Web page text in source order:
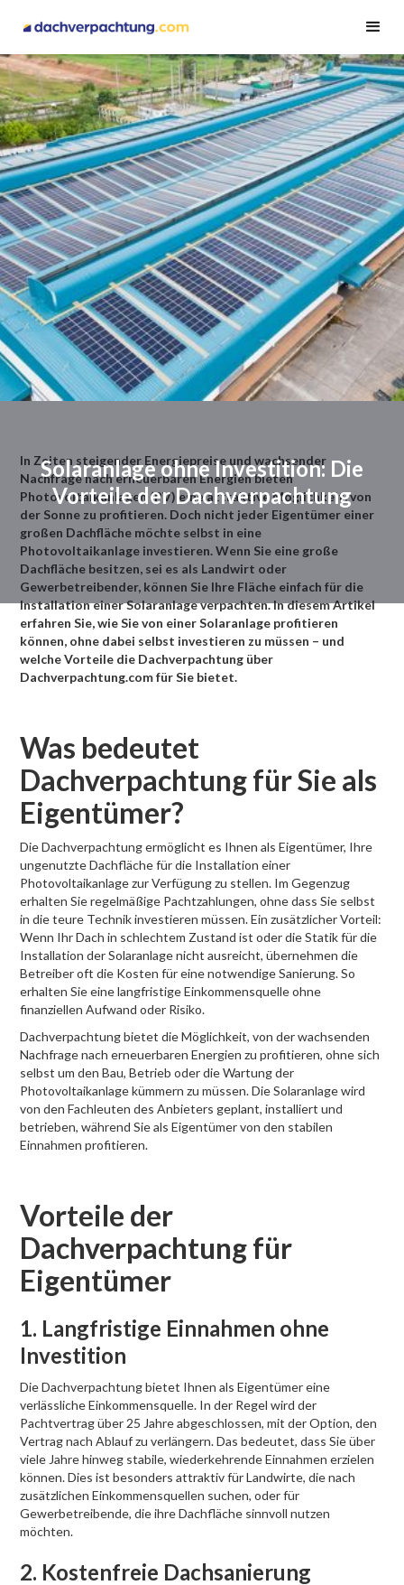
Solaranlage ohne Investition: Die
Vorteile der Dachverpachtung
In Zeiten steigender Energiepreise und wachsender
Nachfrage nach erneuerbaren Energien bieten
Photovoltaikanlagen (PV) eine attraktive Möglichkeit, von
der Sonne zu profitieren. Doch nicht jeder Eigentümer einer
großen Dachfläche möchte selbst in eine
Photovoltaikanlage investieren. Wenn Sie eine große
Dachfläche besitzen, sei es als Landwirt oder
Gewerbetreibender, können Sie Ihre Fläche einfach für die
Installation einer Solaranlage verpachten. In diesem Artikel
erfahren Sie, wie Sie von einer Solaranlage profitieren
können, ohne dabei selbst investieren zu müssen – und
welche Vorteile die Dachverpachtung über
Dachverpachtung.com für Sie bietet.
Was bedeutet
Dachverpachtung für Sie als
Eigentümer?
Die Dachverpachtung ermöglicht es Ihnen als Eigentümer, Ihre
ungenutzte Dachfläche für die Installation einer
Photovoltaikanlage zur Verfügung zu stellen. Im Gegenzug
erhalten Sie regelmäßige Pachtzahlungen, ohne dass Sie selbst
in die teure Technik investieren müssen. Ein zusätzlicher Vorteil:
Wenn Ihr Dach in schlechtem Zustand ist oder die Statik für die
Installation der Solaranlage nicht ausreicht, übernehmen die
Betreiber oft die Kosten für eine notwendige Sanierung. So
erhalten Sie eine langfristige Einkommensquelle ohne
finanziellen Aufwand oder Risiko.
Dachverpachtung bietet die Möglichkeit, von der wachsenden
Nachfrage nach erneuerbaren Energien zu profitieren, ohne sich
selbst um den Bau, Betrieb oder die Wartung der
Photovoltaikanlage kümmern zu müssen. Die Solaranlage wird
von den Fachleuten des Anbieters geplant, installiert und
betrieben, während Sie als Eigentümer von den stabilen
Einnahmen profitieren.
Vorteile der
Dachverpachtung für
Eigentümer
1. Langfristige Einnahmen ohne
Investition
Die Dachverpachtung bietet Ihnen als Eigentümer eine
verlässliche Einkommensquelle. In der Regel wird der
Pachtvertrag über 25 Jahre abgeschlossen, mit der Option, den
Vertrag nach Ablauf zu verlängern. Das bedeutet, dass Sie über
viele Jahre hinweg stabile, wiederkehrende Einnahmen erzielen
können. Dies ist besonders attraktiv für Landwirte, die nach
zusätzlichen Einkommensquellen suchen, oder für
Gewerbetreibende, die ihre Dachfläche sinnvoll nutzen
möchten.
2. Kostenfreie Dachsanierung